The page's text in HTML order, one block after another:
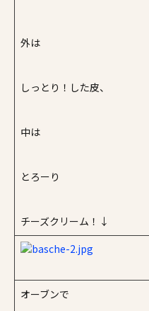
外は
しっとり！した皮、
中は
とろーり
チーズクリーム！↓
オーブンで